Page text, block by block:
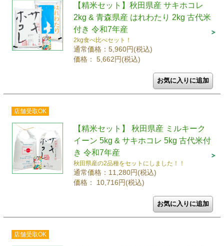
【精米セット】秋田県産 サキホコレ
2kg & 青森県産 はれわたり 2kg 古代米
付き 令和7年産
2kg食べ比べセット！
通常価格：5,960円(税込)
価格： 5,662円(税込)
店舗受取OK
【精米セット】 秋田県産 ミルキーク
イーン 5kg & サキホコレ 5kg 古代米付
き 令和7年産
秋田県産の2品種をセットにしました！！
通常価格：11,280円(税込)
価格： 10,716円(税込)
店舗受取OK